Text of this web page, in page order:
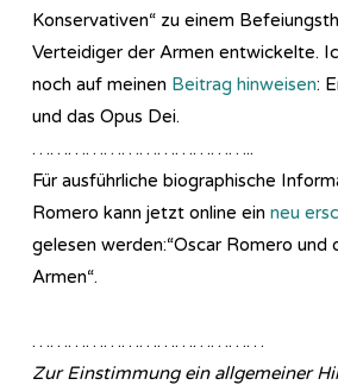
Konservativen“ zu einem
Verteidiger der Armen entwickelte.
noch auf meinen Beitrag hinweisen:
und das Opus Dei.
………………………………..
Für ausführliche biographische
Romero kann jetzt online ein neu
gelesen werden:“Oscar Romero und
Armen“.
…………………………………
Zur Einstimmung ein allgemeiner